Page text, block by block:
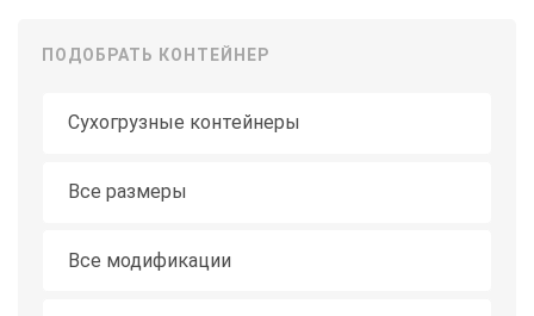
ПОДОБРАТЬ КОНТЕЙНЕР
Все размеры
Все модификации